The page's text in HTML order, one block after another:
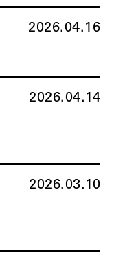
2026.04.16
2026.04.14
2026.03.10